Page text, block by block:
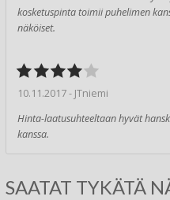
kosketuspinta toimii puhelimen
näköiset.
10.11.2017 - JTniemi
Hinta-laatusuhteeltaan hyvät
kanssa.
SAATAT TYKÄTÄ